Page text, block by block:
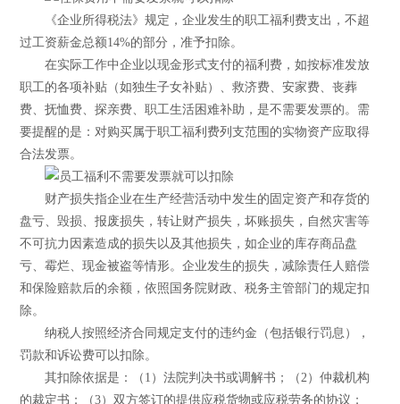
《企业所得税法》规定，企业发生的职工福利费支出，不超
过工资薪金总额14%的部分，准予扣除。
在实际工作中企业以现金形式支付的福利费，如按标准发放
职工的各项补贴（如独生子女补贴）、救济费、安家费、丧葬
费、抚恤费、探亲费、职工生活困难补助，是不需要发票的。需
要提醒的是：对购买属于职工福利费列支范围的实物资产应取得
合法发票。
财产损失指企业在生产经营活动中发生的固定资产和存货的
盘亏、毁损、报废损失，转让财产损失，坏账损失，自然灾害等
不可抗力因素造成的损失以及其他损失，如企业的库存商品盘
亏、霉烂、现金被盗等情形。企业发生的损失，减除责任人赔偿
和保险赔款后的余额，依照国务院财政、税务主管部门的规定扣
除。
纳税人按照经济合同规定支付的违约金（包括银行罚息），
罚款和诉讼费可以扣除。
其扣除依据是：（1）法院判决书或调解书；（2）仲裁机构
的裁定书；（3）双方签订的提供应税货物或应税劳务的协议；